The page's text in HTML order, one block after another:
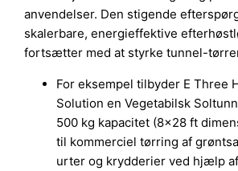
anvendelser. Den stigende
skalerbare, energieffektive
fortsætter med at styrke tunnel-
For eksempel tilbyder E Three
Solution en Vegetabilsk
500 kg kapacitet (8×28 ft
til kommerciel tørring af
urter og krydderier ved hjælp